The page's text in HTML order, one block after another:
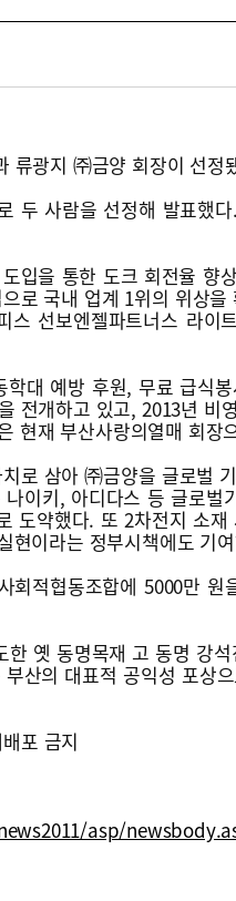
류광지 ㈜금양 회장이 선정
두 사람을 선정해 발표했
입을 통한 도크 회전율
로 국내 업계 1위의 위상
선보엔젤파트너스 라이
대 예방 후원, 무료 급식
전개하고 있고, 2013년 비
현재 부산사랑의열매 회장
로 삼아 ㈜금양을 글로벌
이키, 아디다스 등 글로
도약했다. 또 2차전지 소
현이라는 정부시책에도 기
회적협동조합에 5000만
옛 동명목재 고 동명 강
산의 대표적 공익성 포상
포 금지
asp/